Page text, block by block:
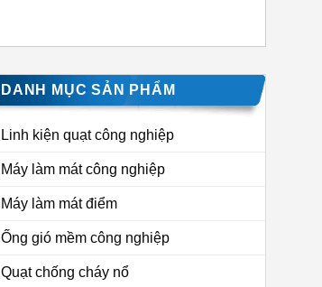
DANH MỤC SẢN PHẨM
Linh kiện quạt công nghiệp
Máy làm mát công nghiệp
Máy làm mát điểm
Ống gió mềm công nghiệp
Quạt chống cháy nổ